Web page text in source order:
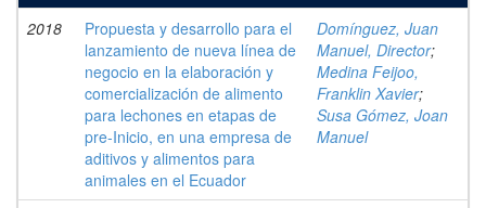
2018
Propuesta y desarrollo para el
lanzamiento de nueva línea de
negocio en la elaboración y
comercialización de alimento
para lechones en etapas de
pre-Inicio, en una empresa de
aditivos y alimentos para
animales en el Ecuador
Domínguez, Juan
Manuel, Director;
Medina Feijoo,
Franklin Xavier;
Susa Gómez, Joan
Manuel